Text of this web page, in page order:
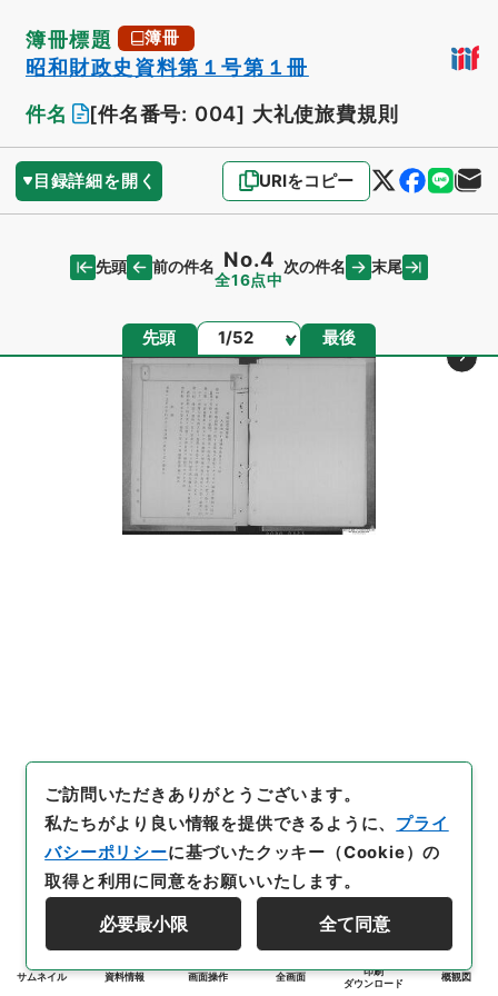
簿冊標題 簿冊
昭和財政史資料第１号第１冊
件名
[件名番号: 004] 大礼使旅費規則
目録詳細を開く URIをコピー
先頭 前の件名 No.4
全16点中
次の件名 末尾
先頭 ページ 最後
サムネイル 資料情報 画面操作 全画面
印刷
ダウンロード
概観図
ご訪問いただきありがとうございます。
私たちがより良い情報を提供できるように、 プライ
バシーポリシーに基づいたクッキー（Cookie）の
取得と利用に同意をお願いいたします。
必要最小限 全て同意